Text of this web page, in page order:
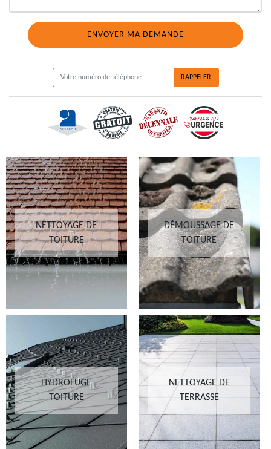
NETTOYAGE DE
TOITURE
DÉMOUSSAGE DE
TOITURE
HYDROFUGE
TOITURE
NETTOYAGE DE
TERRASSE